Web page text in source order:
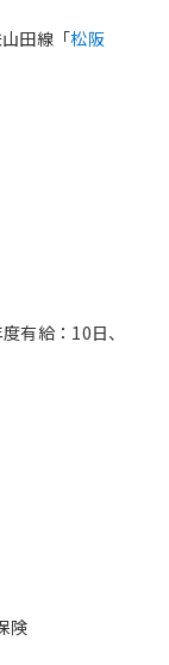
田線「松阪
有給：10日、
険